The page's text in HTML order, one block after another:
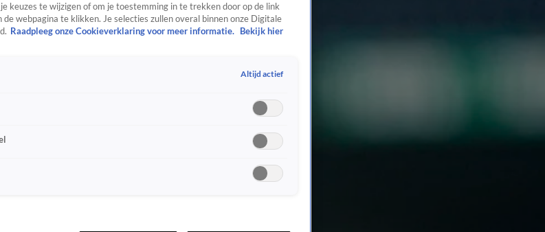
keuzes te wijzigen of om je toestemming in te trekken door op de link
webpagina te klikken. Je selecties zullen overal binnen onze Digitale
Raadpleeg onze Cookieverklaring voor meer informatie. Bekijk hier
Altijd actief